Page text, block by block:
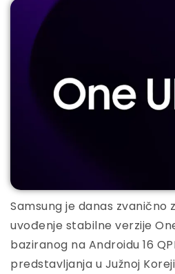
Samsung je danas zvanično
uvođenje stabilne verzije
baziranog na Androidu 16
predstavljanja u Južnoj